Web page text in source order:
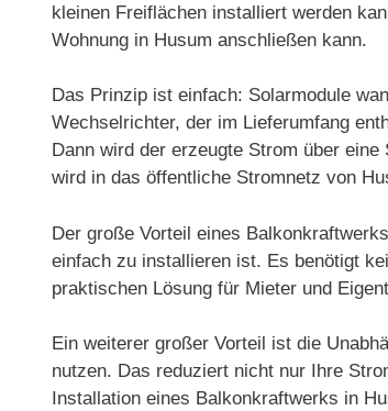
kleinen Freiflächen installiert werden
Wohnung in Husum anschließen kann.
Das Prinzip ist einfach: Solarmodule
Wechselrichter, der im Lieferumfang
Dann wird der erzeugte Strom über
wird in das öffentliche Stromnetz von
Der große Vorteil eines
einfach zu installieren ist. Es benötigt
praktischen Lösung für Mieter und
Ein weiterer großer Vorteil ist die
nutzen. Das reduziert nicht nur Ihre
Installation eines Balkonkraftwerks in